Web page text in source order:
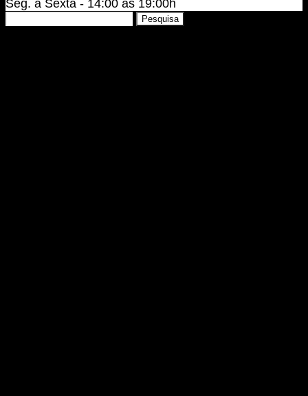
Seg. a Sexta - 14:00 às 19:00h
Pesquisa